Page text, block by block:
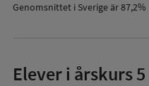
Genomsnittet i Sverige är 87,2%
Elever i årskurs 5